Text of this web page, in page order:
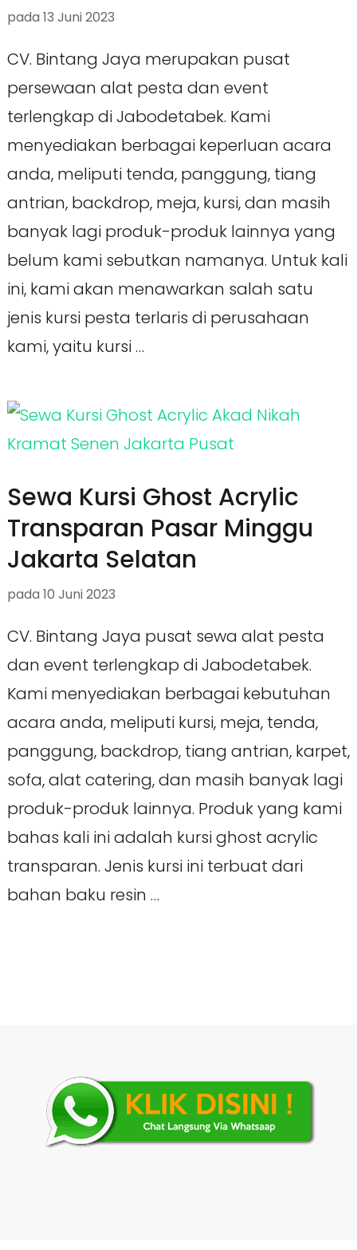
pada 13 Juni 2023
CV. Bintang Jaya merupakan pusat
persewaan alat pesta dan event
terlengkap di Jabodetabek. Kami
menyediakan berbagai keperluan acara
anda, meliputi tenda, panggung, tiang
antrian, backdrop, meja, kursi, dan masih
banyak lagi produk-produk lainnya yang
belum kami sebutkan namanya. Untuk kali
ini, kami akan menawarkan salah satu
jenis kursi pesta terlaris di perusahaan
kami, yaitu kursi …
Sewa Kursi Ghost Acrylic
Transparan Pasar Minggu
Jakarta Selatan
pada 10 Juni 2023
CV. Bintang Jaya pusat sewa alat pesta
dan event terlengkap di Jabodetabek.
Kami menyediakan berbagai kebutuhan
acara anda, meliputi kursi, meja, tenda,
panggung, backdrop, tiang antrian, karpet,
sofa, alat catering, dan masih banyak lagi
produk-produk lainnya. Produk yang kami
bahas kali ini adalah kursi ghost acrylic
transparan. Jenis kursi ini terbuat dari
bahan baku resin …